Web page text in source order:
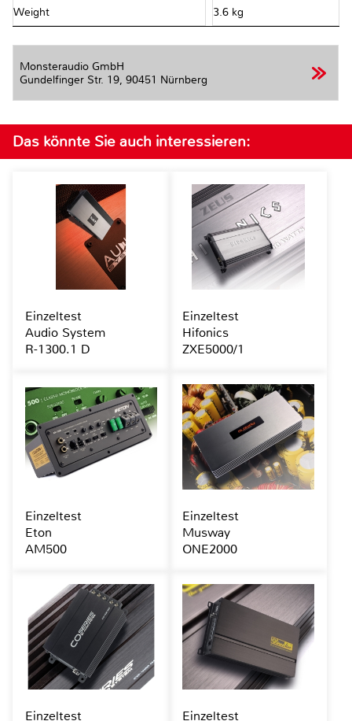
Weight 3.6 kg
Monsteraudio GmbH
Gundelfinger Str. 19, 90451 Nürnberg
Das könnte Sie auch interessieren:
Einzeltest
Audio System
R-1300.1 D
Einzeltest
Hifonics
ZXE5000/1
Einzeltest
Eton
AM500
Einzeltest
Musway
ONE2000
Einzeltest Einzeltest